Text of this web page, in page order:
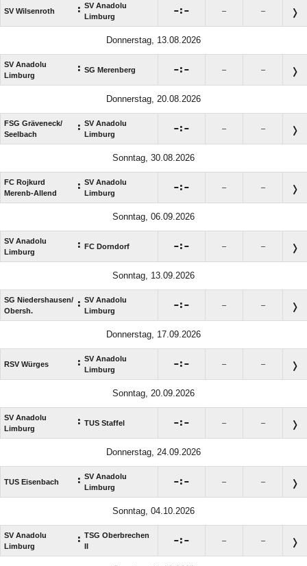
SV Wilsenroth : SV Anadolu
Limburg
: – –
Donnerstag, 13.08.2026
SV Anadolu
Limburg
: SG Merenberg : – –
Donnerstag, 20.08.2026
FSG Gräveneck/​
Seelbach
: SV Anadolu
Limburg
: – –
Sonntag, 30.08.2026
FC Rojkurd
Merenb-Allend
: SV Anadolu
Limburg
: – –
Sonntag, 06.09.2026
SV Anadolu
Limburg
: FC Dorndorf : – –
Sonntag, 13.09.2026
SG Niedershausen/​
Obersh.
: SV Anadolu
Limburg
: – –
Donnerstag, 17.09.2026
RSV Würges : SV Anadolu
Limburg
: – –
Sonntag, 20.09.2026
SV Anadolu
Limburg
: TUS Staffel : – –
Donnerstag, 24.09.2026
TUS Eisenbach : SV Anadolu
Limburg
: – –
Sonntag, 04.10.2026
SV Anadolu
Limburg
: TSG Oberbrechen
II
: – –